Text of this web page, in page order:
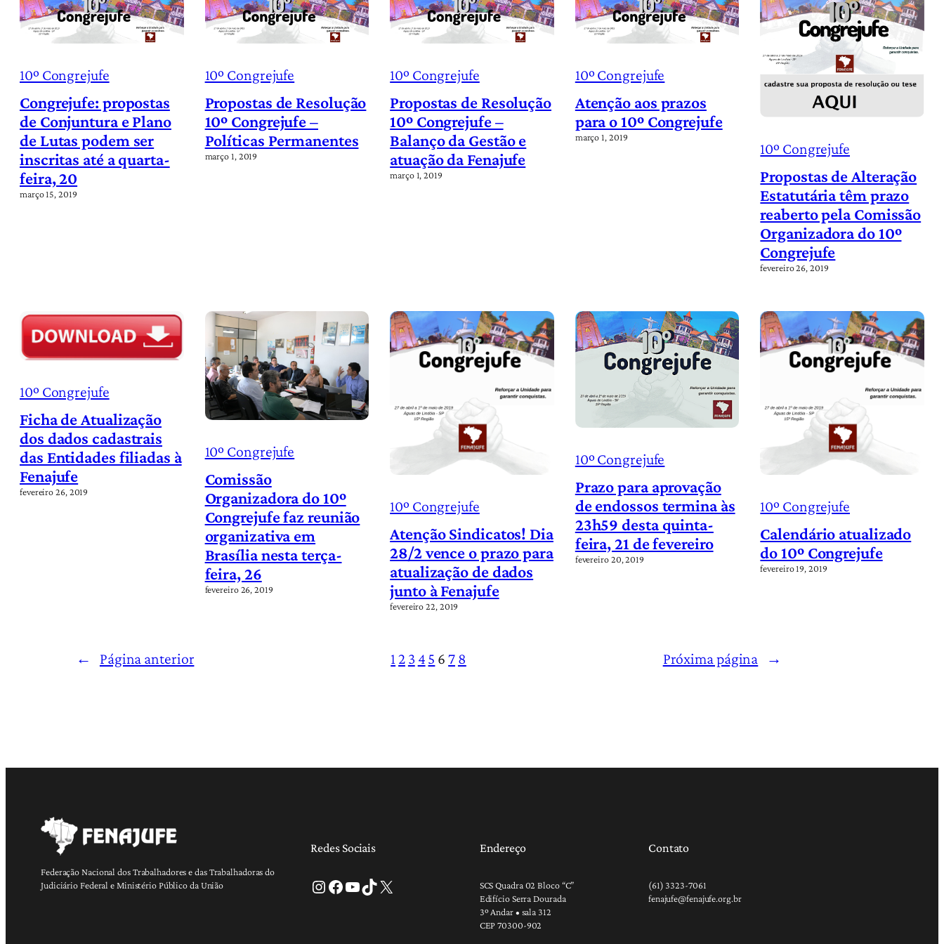
10º Congrejufe
Congrejufe: propostas
de Conjuntura e Plano
de Lutas podem ser
inscritas até a quarta-
feira, 20
março 15, 2019
10º Congrejufe
Propostas de Resolução
10º Congrejufe –
Políticas Permanentes
março 1, 2019
10º Congrejufe
Propostas de Resolução
10º Congrejufe –
Balanço da Gestão e
atuação da Fenajufe
março 1, 2019
10º Congrejufe
Atenção aos prazos
para o 10º Congrejufe
março 1, 2019
10º Congrejufe
Propostas de Alteração
Estatutária têm prazo
reaberto pela Comissão
Organizadora do 10º
Congrejufe
fevereiro 26, 2019
10º Congrejufe
Ficha de Atualização
dos dados cadastrais
das Entidades filiadas à
Fenajufe
fevereiro 26, 2019
10º Congrejufe
Comissão
Organizadora do 10º
Congrejufe faz reunião
organizativa em
Brasília nesta terça-
feira, 26
fevereiro 26, 2019
10º Congrejufe
Atenção Sindicatos! Dia
28/2 vence o prazo para
atualização de dados
junto à Fenajufe
fevereiro 22, 2019
10º Congrejufe
Prazo para aprovação
de endossos termina às
23h59 desta quinta-
feira, 21 de fevereiro
fevereiro 20, 2019
10º Congrejufe
Calendário atualizado
do 10º Congrejufe
fevereiro 19, 2019
← Página anterior 12 3 4 5 6 7 8 Próxima página →
Federação Nacional dos Trabalhadores e das Trabalhadoras do
Judiciário Federal e Ministério Público da União
Redes Sociais
Instagram Facebook Youtube TikTok X
Endereço
SCS Quadra 02 Bloco “C”
Edifício Serra Dourada
3º Andar • sala 312
CEP 70300-902
Contato
(61) 3323-7061
fenajufe@fenajufe.org.br